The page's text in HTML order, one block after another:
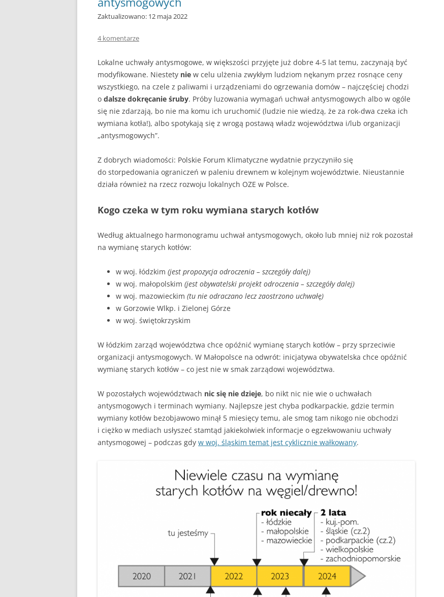
DLACZEGO PIEC KOPCI
ZRĘBKA DRZEWNA
Zaktualizowano: 12 maja 2022
4 komentarze
Lokalne uchwały antysmogowe, w większości przyjęte już dobre 4-5 lat temu, zaczynają być
modyfikowane. Niestety nie w celu ulżenia zwykłym ludziom nękanym przez rosnące ceny
wszystkiego, na czele z paliwami i urządzeniami do ogrzewania domów – najczęściej chodzi
o dalsze dokręcanie śruby. Próby luzowania wymagań uchwał antysmogowych albo w ogóle
się nie zdarzają, bo nie ma komu ich uruchomić (ludzie nie wiedzą, że za rok-dwa czeka ich
wymiana kotła!), albo spotykają się z wrogą postawą władz województwa i/lub organizacji
„antysmogowych”.
Z dobrych wiadomości: Polskie Forum Klimatyczne wydatnie przyczyniło się
do storpedowania ograniczeń w paleniu drewnem w kolejnym województwie. Nieustannie
działa również na rzecz rozwoju lokalnych OZE w Polsce.
Kogo czeka w tym roku wymiana starych kotłów
Według aktualnego harmonogramu uchwał antysmogowych, około lub mniej niż rok pozostał
na wymianę starych kotłów:
w woj. łódzkim (jest propozycja odroczenia – szczegóły dalej)
w woj. małopolskim (jest obywatelski projekt odroczenia – szczegóły dalej)
w woj. mazowieckim (tu nie odraczano lecz zaostrzono uchwałę)
w Gorzowie Wlkp. i Zielonej Górze
w woj. świętokrzyskim
W łódzkim zarząd województwa chce opóźnić wymianę starych kotłów – przy sprzeciwie
organizacji antysmogowych. W Małopolsce na odwrót: inicjatywa obywatelska chce opóźnić
wymianę starych kotłów – co jest nie w smak zarządowi województwa.
W pozostałych województwach nic się nie dzieje, bo nikt nic nie wie o uchwałach
antysmogowych i terminach wymiany. Najlepsze jest chyba podkarpackie, gdzie termin
wymiany kotłów bezobjawowo minął 5 miesięcy temu, ale smog tam nikogo nie obchodzi
i ciężko w mediach usłyszeć stamtąd jakiekolwiek informacje o egzekwowaniu uchwały
antysmogowej – podczas gdy w woj. śląskim temat jest cyklicznie wałkowany.